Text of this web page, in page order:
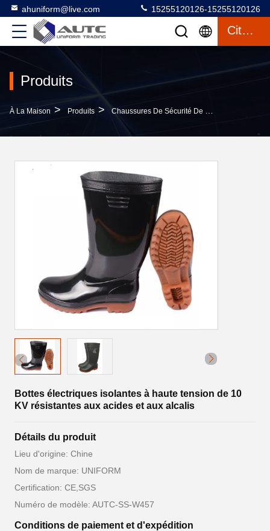
ahuniform@live.com 15255120126-15255120126
Citation
Produits
À La Maison > Produits > Chaussures De Sécurité De PPE
Bottes électriques isolantes à haute tension de 10
KV résistantes aux acides et aux alcalis
Détails du produit
Lieu d'origine: Chine
Nom de marque: UNIFORM
Certification: CE,SGS
Numéro de modèle: AUTC-SS-W457
Conditions de paiement et d'expédition